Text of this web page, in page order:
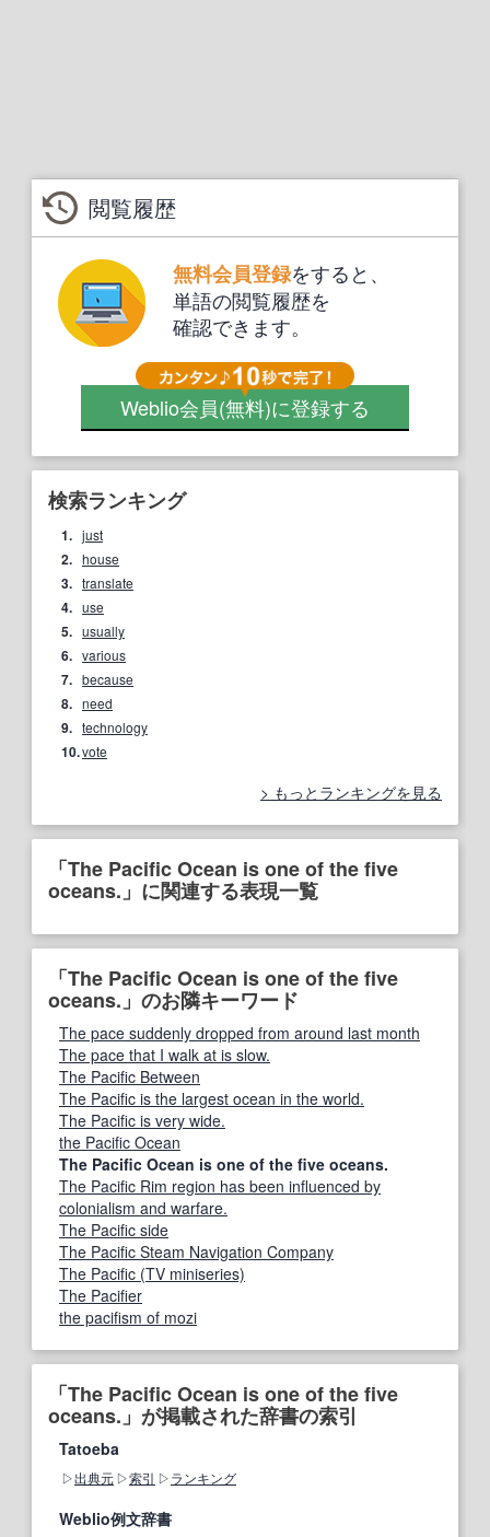
閲覧履歴
無料会員登録をすると、
単語の閲覧履歴を
確認できます。
Weblio会員(無料)に登録する
検索ランキング
1. just
2. house
3. translate
4. use
5. usually
6. various
7. because
8. need
9. technology
10.vote
もっとランキングを見る
「The Pacific Ocean is one of the five
oceans.」に関連する表現一覧
「The Pacific Ocean is one of the five
oceans.」のお隣キーワード
The pace suddenly dropped from around last month
The pace that I walk at is slow.
The Pacific Between
The Pacific is the largest ocean in the world.
The Pacific is very wide.
the Pacific Ocean
The Pacific Ocean is one of the five oceans.
The Pacific Rim region has been influenced by
colonialism and warfare.
The Pacific side
The Pacific Steam Navigation Company
The Pacific (TV miniseries)
The Pacifier
the pacifism of mozi
「The Pacific Ocean is one of the five
oceans.」が掲載された辞書の索引
Tatoeba
出典元 索引 ランキング
Weblio例文辞書